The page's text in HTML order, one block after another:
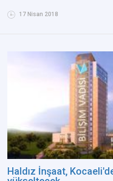
17 Nisan 2018
Haldız İnşaat,